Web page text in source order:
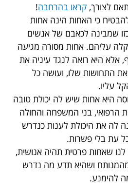
לצורך, קראו בהרחבה!
כי האחות הינה אחות
שמבינה לכאבם של אנשים
עליהם. אחות מסורה מגיעה
אלא היא רואה לנגד עיניה את
התחושות שלו, ועושה כל
עליו.
היא אחות שיש לה יכולת טובה
הרפואי, בני המשפחה והחולה
לה את היכולת לענות כנדרש
עת בלי פשרות.
שאחות פרטית תהיה אנושית,
ושהיא תדע מה נדרש
להימנע.